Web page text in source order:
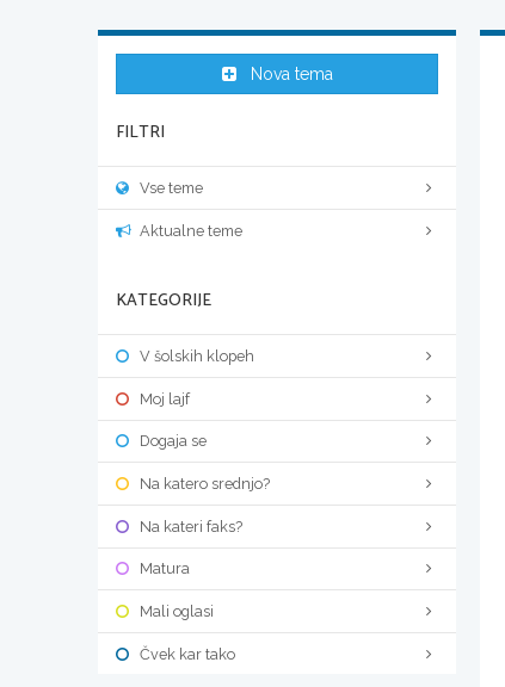
Nova tema
FILTRI
Vse teme
Aktualne teme
KATEGORIJE
V šolskih klopeh
Moj lajf
Dogaja se
Na katero srednjo?
Na kateri faks?
Matura
Mali oglasi
Čvek kar tako